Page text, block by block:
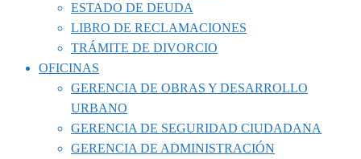
ESTADO DE DEUDA
LIBRO DE RECLAMACIONES
TRÁMITE DE DIVORCIO
OFICINAS
GERENCIA DE OBRAS Y DESARROLLO
URBANO
GERENCIA DE SEGURIDAD CIUDADANA
GERENCIA DE ADMINISTRACIÓN